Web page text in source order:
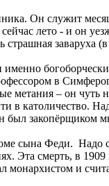
Он служит
лето - и он
страшнаязаваруха
именно
в
метания – он чуть
в католичество.
былзакопёрщиком
сына Феди. Надо
Эта смерть, в 1909
монархистом и